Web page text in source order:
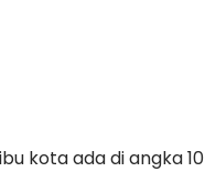
kota ada di angka